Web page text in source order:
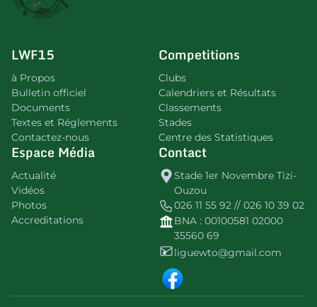
LWF15
à Propos
Bulletin officiel
Documents
Textes et Réglements
Contactez-nous
Competitions
Clubs
Calendriers et Résultats
Classements
Stades
Centre des Statistiques
Espace Média
Actualité
Vidéos
Photos
Accreditations
Contact
Stade 1er Novembre Tizi-
Ouzou
026 11 55 92 // 026 10 39 02
BNA : 00100581 02000
35560 69
liguewto@gmail.com